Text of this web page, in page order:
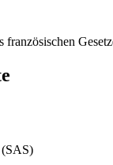
französischen
(SAS)